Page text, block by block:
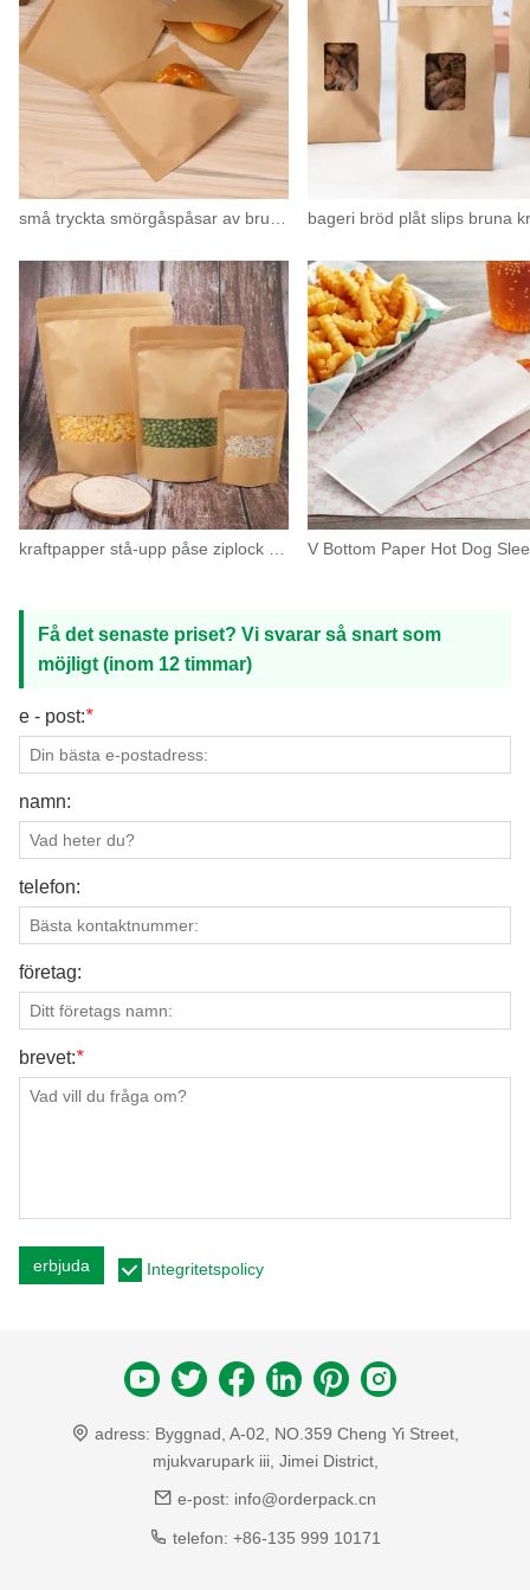
kraftpapper stå-upp påse ziplock påsar med fönster
Få det senaste priset? Vi svarar så snart som
möjligt (inom 12 timmar)
e - post:*
namn:
telefon:
företag:
brevet:*
erbjuda Integritetspolicy
adress: Byggnad, A-02, NO.359 Cheng Yi Street,
mjukvarupark iii, Jimei District,
e-post: info@orderpack.cn
telefon: +86-135 999 10171